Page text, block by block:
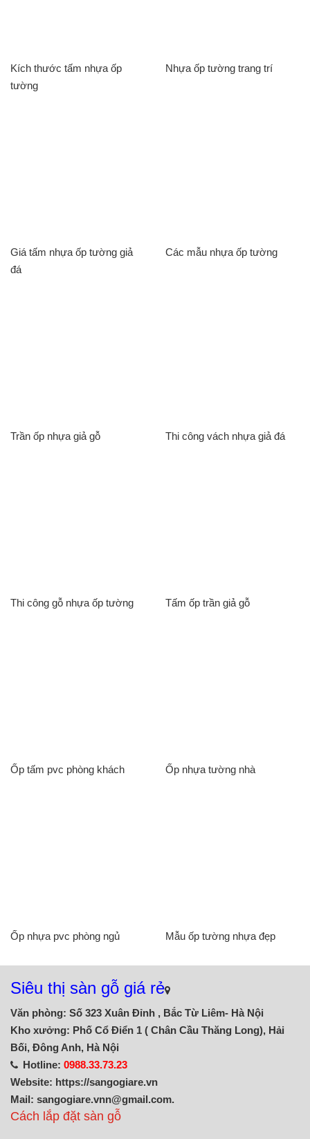
Kích thước tấm nhựa ốp
tường
Nhựa ốp tường trang trí
Giá tấm nhựa ốp tường giả
đá
Các mẫu nhựa ốp tường
Trần ốp nhựa giả gỗ Thi công vách nhựa giả đá
Thi công gỗ nhựa ốp tường Tấm ốp trần giả gỗ
Ốp tấm pvc phòng khách Ốp nhựa tường nhà
Ốp nhựa pvc phòng ngủ Mẫu ốp tường nhựa đẹp
Siêu thị sàn gỗ giá rẻ
Văn phòng: Số 323 Xuân Đỉnh , Bắc Từ Liêm- Hà Nội
Kho xưởng: Phố Cổ Điển 1 ( Chân Cầu Thăng Long), Hải
Bối, Đông Anh, Hà Nội
Hotline: 0988.33.73.23
Website: https://sangogiare.vn
Mail: sangogiare.vnn@gmail.com.
Cách lắp đặt sàn gỗ